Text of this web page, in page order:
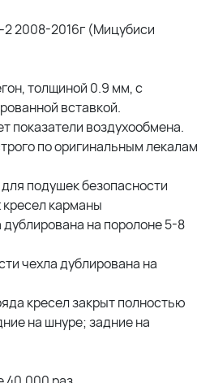
2008-2016г (Мицубиси
толщиной 0.9 мм, с
вставкой.
показатели воздухообмена.
по оригинальным лекалам
подушек безопасности
карманы
на поролоне 5-8
чехла дублирована на
кресел закрыт полностью
на шнуре; задние на